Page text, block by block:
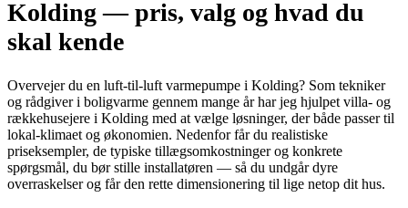
Kolding — pris, valg og hvad du
skal kende
Overvejer du en luft‑til‑luft varmepumpe i Kolding? Som tekniker
og rådgiver i boligvarme gennem mange år har jeg hjulpet villa- og
rækkehusejere i Kolding med at vælge løsninger, der både passer til
lokal-klimaet og økonomien. Nedenfor får du realistiske
priseksempler, de typiske tillægsomkostninger og konkrete
spørgsmål, du bør stille installatøren — så du undgår dyre
overraskelser og får den rette dimensionering til lige netop dit hus.